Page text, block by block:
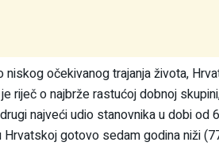
niskog očekivanog trajanja života,
riječ o najbrže rastućoj dobnoj
najveći udio stanovnika u dobi
Hrvatskoj gotovo sedam godina niži